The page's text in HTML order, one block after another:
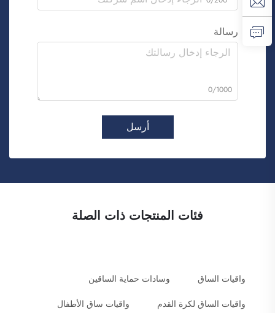
رسالة
0/1000
أرسل
فئات المنتجات ذات الصلة
واقيات الساق وسادات حماية الساقين
واقيات الساق لكرة القدم واقيات ساق الأطفال